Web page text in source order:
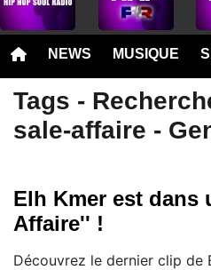
NEWS MUSIQUE
Tags -
sale-affaire -
Elh Kmer est dans
Affaire'' !
Découvrez le dernier clip de